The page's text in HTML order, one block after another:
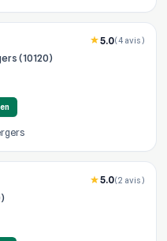
(10120)
5.0(4 avis)
5.0(2 avis)